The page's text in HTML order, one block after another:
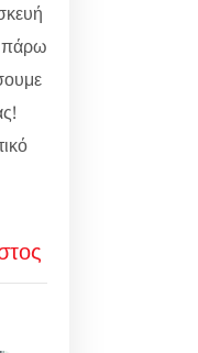
πάρω